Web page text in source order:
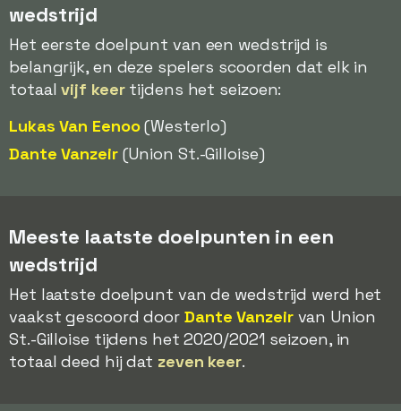
wedstrijd
Het eerste doelpunt van een wedstrijd is
belangrijk, en deze spelers scoorden dat elk in
totaalvijf keertijdens het seizoen:
Lukas Van Eenoo(Westerlo)
Dante Vanzeir(Union St.-Gilloise)
Meeste laatste doelpunten in een
wedstrijd
Het laatste doelpunt van de wedstrijd werd het
vaakst gescoord door Dante Vanzeirvan Union
St.-Gilloise tijdens het 2020/2021 seizoen, in
totaal deed hij dat zeven keer.